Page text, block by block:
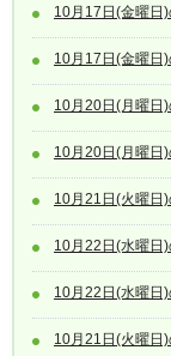
10月17日(金曜日
10月17日(金曜日
10月20日(月曜日
10月20日(月曜日
10月21日(火曜日
10月22日(水曜日
10月22日(水曜日
10月21日(火曜日